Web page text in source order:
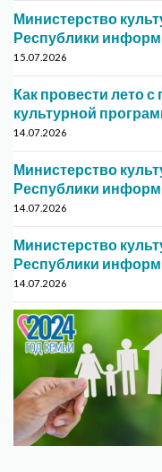
Министерство
Республики
15.07.2026
Как провести лето
культурной
14.07.2026
Министерство
Республики
14.07.2026
Министерство
Республики
14.07.2026